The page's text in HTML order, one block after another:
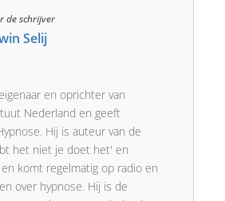
de schrijver
Selij
en oprichter van
Nederland en geeft
Hij is auteur van de
het niet je doet het' en
en komt regelmatig op radio en
over hypnose. Hij is de